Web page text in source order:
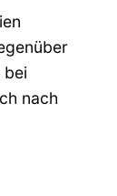
bei
nach